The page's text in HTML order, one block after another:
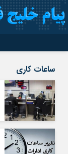
سروش
آپارات
رمز عبور
مرا به خاطر بسپار
ساعات کاری